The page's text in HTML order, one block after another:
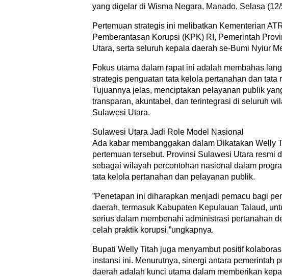
yang digelar di Wisma Negara, Manado, Selasa
Pertemuan strategis ini melibatkan Kementerian
Pemberantasan Korupsi (KPK) RI, Pemerintah
Utara, serta seluruh kepala daerah se-Bumi Nyiur
​Fokus utama dalam rapat ini adalah membahas
strategis penguatan tata kelola pertanahan dan tata
Tujuannya jelas, menciptakan pelayanan publik
transparan, akuntabel, dan terintegrasi di seluruh
Sulawesi Utara.
Sulawesi Utara Jadi Role Model Nasional
​Ada kabar membanggakan dalam Dikatakan Welly
pertemuan tersebut. Provinsi Sulawesi Utara resmi
sebagai wilayah percontohan nasional dalam
tata kelola pertanahan dan pelayanan publik.
​”Penetapan ini diharapkan menjadi pemacu bagi
daerah, termasuk Kabupaten Kepulauan Talaud,
serius dalam membenahi administrasi pertanahan
celah praktik korupsi,”ungkapnya.
​Bupati Welly Titah juga menyambut positif
instansi ini. Menurutnya, sinergi antara pemerintah
daerah adalah kunci utama dalam memberikan